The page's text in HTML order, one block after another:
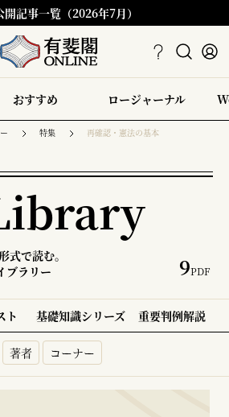
記事一覧（2026年7月）
おすすめ ロージャーナル
特集 再確認・憲法の基本
式で読む。
ブラリー
9PDF
ト 基礎知識シリーズ 重要判例解説
著者 コーナー